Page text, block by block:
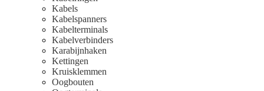
Kabels
Kabelspanners
Kabelterminals
Kabelverbinders
Karabijnhaken
Kettingen
Kruisklemmen
Oogbouten